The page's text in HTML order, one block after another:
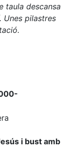
taula descansa
pilastres
i bust amb